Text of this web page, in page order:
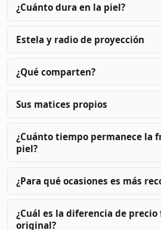
¿Cuánto dura en la piel?
Estela y radio de proyección
¿Qué comparten?
Sus matices propios
¿Cuánto tiempo permanece la
piel?
¿Para qué ocasiones es más
¿Cuál es la diferencia de
original?